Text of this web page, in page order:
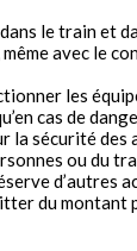
le train et
avec le
les
cas de
la sécurité des
ou du
d’autres
du montant